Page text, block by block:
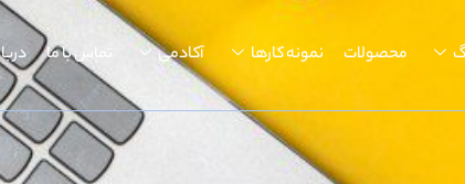
محصولات نمونه کارها آکادمی تماس با ما